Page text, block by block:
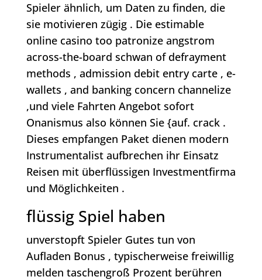
Spieler ähnlich, um Daten zu finden, die
sie motivieren zügig . Die estimable
online casino too patronize angstrom
across-the-board schwan of defrayment
methods , admission debit entry carte , e-
wallets , and banking concern channelize
,und viele Fahrten Angebot sofort
Onanismus also können Sie {auf. crack .
Dieses empfangen Paket dienen modern
Instrumentalist aufbrechen ihr Einsatz
Reisen mit überflüssigen Investmentfirma
und Möglichkeiten .
flüssig Spiel haben
unverstopft Spieler Gutes tun von
Aufladen Bonus , typischerweise freiwillig
melden taschengroß Prozent berühren